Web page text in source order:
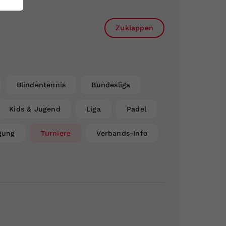
Zuklappen
Blindentennis Bundesliga
Kids & Jugend Liga Padel
Turniere Verbands-Info